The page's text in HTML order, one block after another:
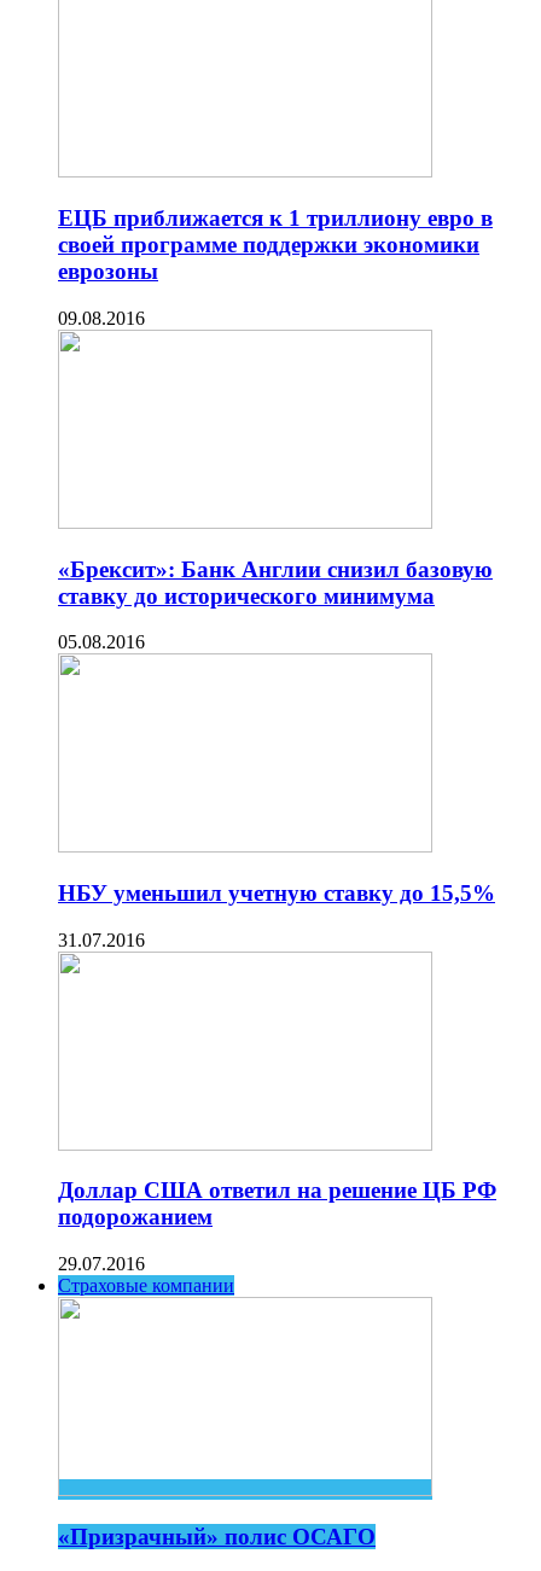
ЕЦБ приближается к 1 триллиону евро в
своей программе поддержки экономики
еврозоны
09.08.2016
«Брексит»: Банк Англии снизил базовую
ставку до исторического минимума
05.08.2016
НБУ уменьшил учетную ставку до 15,5%
31.07.2016
Доллар США ответил на решение ЦБ РФ
подорожанием
29.07.2016
Страховые компании
«Призрачный» полис ОСАГО